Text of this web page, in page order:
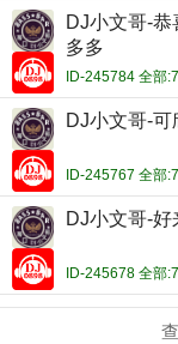
DJ小文哥-
多多
ID-245784 全部
DJ小文哥-
ID-245767 全部
DJ小文哥-
ID-245678 全部